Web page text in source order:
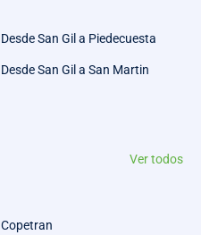
Desde San Gil a Piedecuesta
Desde San Gil a San Martin
Ver todos
Copetran